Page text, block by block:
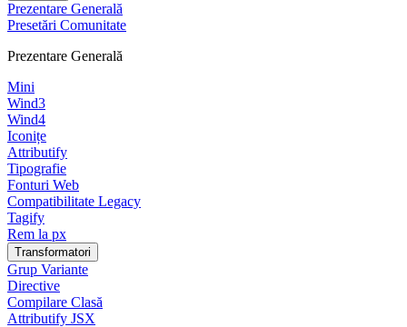
Prezentare Generală
Presetări Comunitate
Prezentare Generală
Mini
Wind3
Wind4
Iconițe
Attributify
Tipografie
Fonturi Web
Compatibilitate Legacy
Tagify
Rem la px
Transformatori
Grup Variante
Directive
Compilare Clasă
Attributify JSX